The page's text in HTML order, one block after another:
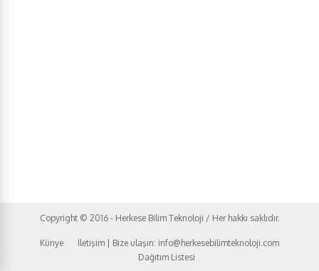
Copyright © 2016 - Herkese Bilim Teknoloji / Her hakkı saklıdır.
Künye
İletişim | Bize ulaşın: info@herkesebilimteknoloji.com
Dağıtım Listesi